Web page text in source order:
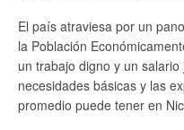
El país atraviesa por un
la Población
un trabajo digno y un
necesidades básicas y las
promedio puede tener en